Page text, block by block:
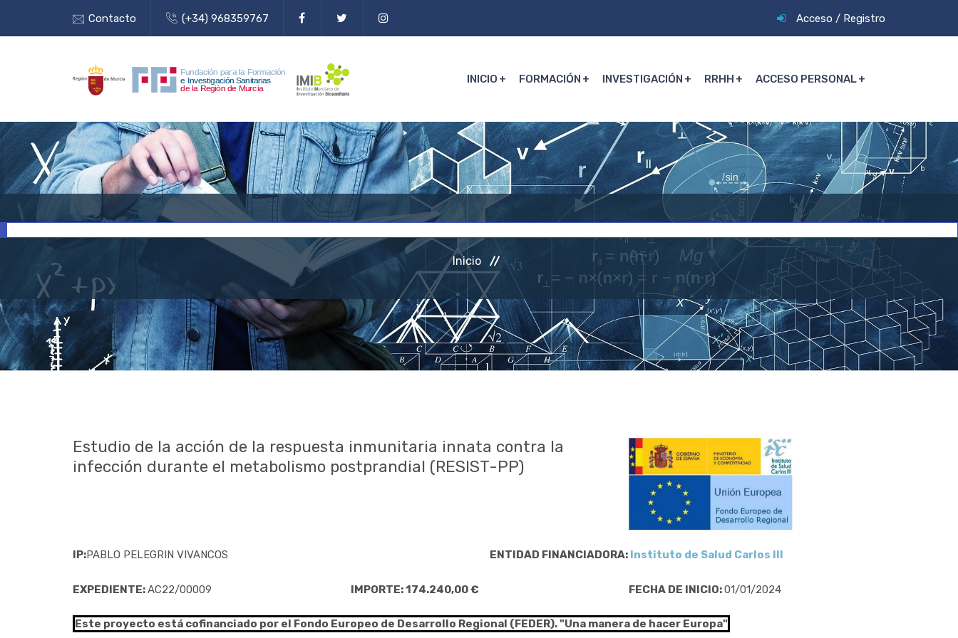
Contacto (+34) 968359767 Acceso / Registro
INICIO FORMACIÓN INVESTIGACIÓN RRHH ACCESO PERSONAL
Inicio
Estudio de la acción de la respuesta inmunitaria innata contra la
infección durante el metabolismo postprandial (RESIST-PP)
IP:PABLO PELEGRIN VIVANCOS ENTIDAD FINANCIADORA: Instituto de Salud Carlos III
EXPEDIENTE:AC22/00009 IMPORTE: 174.240,00 € FECHA DE INICIO:01/01/2024
Este proyecto está cofinanciado por el Fondo Europeo de Desarrollo Regional (FEDER). "Una manera de hacer Europa"